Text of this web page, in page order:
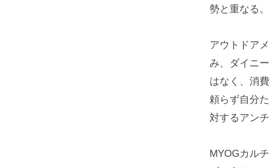
勢と重なる。
アウトドア
み、ダイニ
はなく、消
頼らず自分
対するアン
MYOGカル